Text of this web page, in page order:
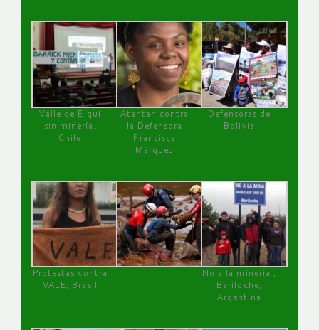
Valle de Elqui
sin minería.
Chile
Atentan contra
la Defensora
Francisca
Márquez
Defensoras de
Bolivia
Protestas contra
VALE, Brasil
No a la minería ,
Bariloche,
Argentina